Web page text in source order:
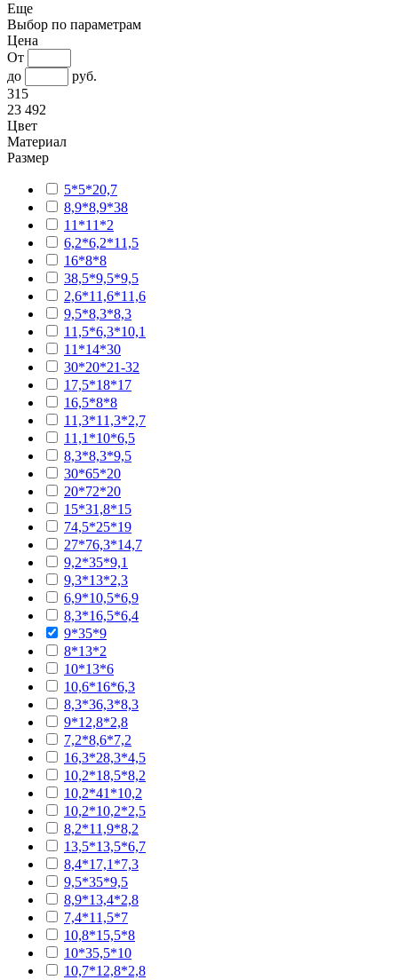
Еще
Выбор по параметрам
Цена
От
до
руб.
315
23 492
Цвет
Материал
Размер
5*5*20,7
8,9*8,9*38
11*11*2
6,2*6,2*11,5
16*8*8
38,5*9,5*9,5
2,6*11,6*11,6
9,5*8,3*8,3
11,5*6,3*10,1
11*14*30
30*20*21-32
17,5*18*17
16,5*8*8
11,3*11,3*2,7
11,1*10*6,5
8,3*8,3*9,5
30*65*20
20*72*20
15*31,8*15
74,5*25*19
27*76,3*14,7
9,2*35*9,1
9,3*13*2,3
6,9*10,5*6,9
8,3*16,5*6,4
9*35*9
8*13*2
10*13*6
10,6*16*6,3
8,3*36,3*8,3
9*12,8*2,8
7,2*8,6*7,2
16,3*28,3*4,5
10,2*18,5*8,2
10,2*41*10,2
10,2*10,2*2,5
8,2*11,9*8,2
13,5*13,5*6,7
8,4*17,1*7,3
9,5*35*9,5
8,9*13,4*2,8
7,4*11,5*7
10,8*15,5*8
10*35,5*10
10,7*12,8*2,8